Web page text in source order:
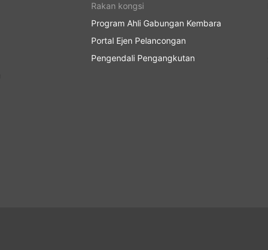
Rakan kongsi
Program Ahli Gabungan Kembara
Portal Ejen Pelancongan
Pengendali Pengangkutan